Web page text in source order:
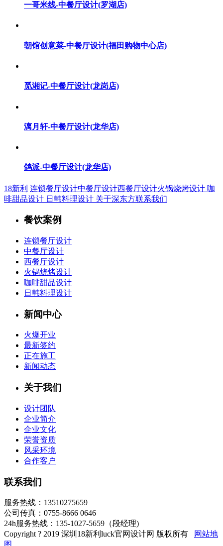
一哥米线-中餐厅设计(罗湖店)
朝馆创意菜-中餐厅设计(福田购物中心店)
觅湘记-中餐厅设计(龙岗店)
漓月轩-中餐厅设计(龙华店)
鸽派-中餐厅设计(龙华店)
18新利 连锁餐厅设计中餐厅设计西餐厅设计火锅烧烤设计 咖
啡甜品设计 日韩料理设计 关于深东方联系我们
餐饮案例
连锁餐厅设计
中餐厅设计
西餐厅设计
火锅烧烤设计
咖啡甜品设计
日韩料理设计
新闻中心
火爆开业
最新签约
正在施工
新闻动态
关于我们
设计团队
企业简介
企业文化
荣誉资质
风采环境
合作客户
联系我们
服务热线：13510275659
公司传真：0755-8666 0646
24h服务热线：135-1027-5659（段经理)
Copyright ? 2019 深圳18新利luck官网设计网 版权所有
网站地